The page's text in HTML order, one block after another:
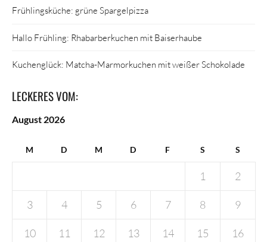
Frühlingsküche: grüne Spargelpizza
Hallo Frühling: Rhabarberkuchen mit Baiserhaube
Kuchenglück: Matcha-Marmorkuchen mit weißer Schokolade
LECKERES VOM:
August 2026
M D M D F S S
1 2
3 4 5 6 7 8 9
10 11 12 13 14 15 16